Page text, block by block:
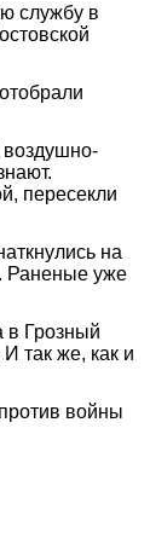
службу в
воздушно-
пересекли
на
Раненые уже
в Грозный
так же, как и
войны